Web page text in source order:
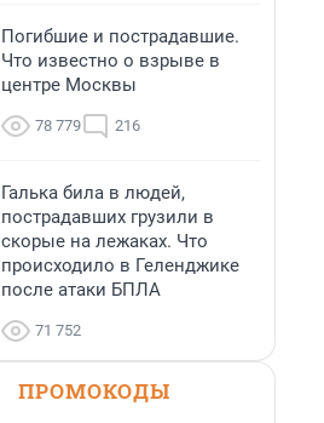
Погибшие и пострадавшие.
Что известно о взрыве в
центре Москвы
78 779 216
Галька била в людей,
пострадавших грузили в
скорые на лежаках. Что
происходило в Геленджике
после атаки БПЛА
71 752
ПРОМОКОДЫ